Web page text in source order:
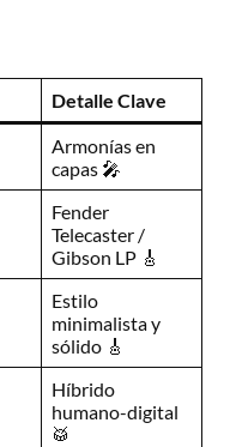
Detalle Clave
Armonías en
capas 🎤
Fender
Telecaster /
Gibson LP 🎸
Estilo
minimalista y
sólido 🎸
Híbrido
humano-digital
🥁